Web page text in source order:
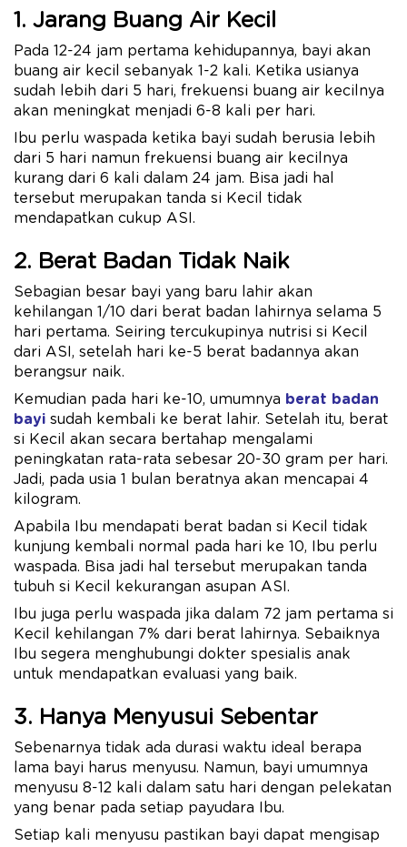
1. Jarang Buang Air Kecil
Pada 12-24 jam pertama kehidupannya, bayi akan
buang air kecil sebanyak 1-2 kali. Ketika usianya
sudah lebih dari 5 hari, frekuensi buang air kecilnya
akan meningkat menjadi 6-8 kali per hari.
Ibu perlu waspada ketika bayi sudah berusia lebih
dari 5 hari namun frekuensi buang air kecilnya
kurang dari 6 kali dalam 24 jam. Bisa jadi hal
tersebut merupakan tanda si Kecil tidak
mendapatkan cukup ASI.
2. Berat Badan Tidak Naik
Sebagian besar bayi yang baru lahir akan
kehilangan 1/10 dari berat badan lahirnya selama 5
hari pertama. Seiring tercukupinya nutrisi si Kecil
dari ASI, setelah hari ke-5 berat badannya akan
berangsur naik.
Kemudian pada hari ke-10, umumnya berat badan
bayi sudah kembali ke berat lahir. Setelah itu, berat
si Kecil akan secara bertahap mengalami
peningkatan rata-rata sebesar 20-30 gram per hari.
Jadi, pada usia 1 bulan beratnya akan mencapai 4
kilogram.
Apabila Ibu mendapati berat badan si Kecil tidak
kunjung kembali normal pada hari ke 10, Ibu perlu
waspada. Bisa jadi hal tersebut merupakan tanda
tubuh si Kecil kekurangan asupan ASI.
Ibu juga perlu waspada jika dalam 72 jam pertama si
Kecil kehilangan 7% dari berat lahirnya. Sebaiknya
Ibu segera menghubungi dokter spesialis anak
untuk mendapatkan evaluasi yang baik.
3. Hanya Menyusui Sebentar
Sebenarnya tidak ada durasi waktu ideal berapa
lama bayi harus menyusu. Namun, bayi umumnya
menyusu 8-12 kali dalam satu hari dengan pelekatan
yang benar pada setiap payudara Ibu.
Setiap kali menyusu pastikan bayi dapat mengisap